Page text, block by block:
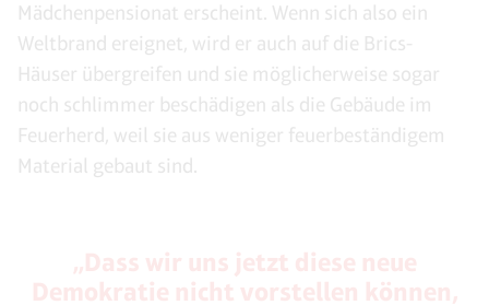
Mädchenpensionat erscheint. Wenn sich also ein
Weltbrand ereignet, wird er auch auf die Brics-
Häuser übergreifen und sie möglicherweise sogar
noch schlimmer beschädigen als die Gebäude im
Feuerherd, weil sie aus weniger feuerbeständigem
Material gebaut sind.